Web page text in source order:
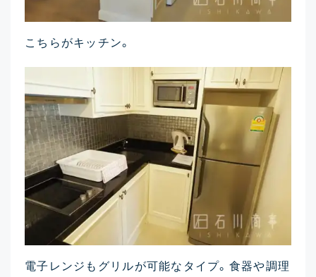
こちらがキッチン。
電子レンジもグリルが可能なタイプ。食器や調理